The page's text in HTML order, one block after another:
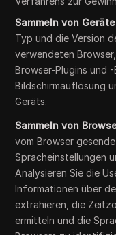
Sammeln von
Typ und die Version
verwendeten
Browser-Plugins und
Bildschirmauflösung
Geräts.
Sammeln von
vom Browser
Spracheinstellungen
Analysieren Sie die
Informationen über
extrahieren, die
ermitteln und die